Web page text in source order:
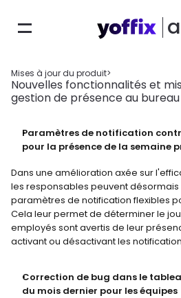
Mises à jour du produit>
Nouvelles fonctionnalités et
gestion de présence au bureau
Paramètres de notification
pour la présence de la semaine
Dans une amélioration axée sur
les responsables peuvent
paramètres de notification flexibles
Cela leur permet de déterminer le
employés sont avertis de leur
activant ou désactivant les
Correction de bug dans le
du mois dernier pour les équipes